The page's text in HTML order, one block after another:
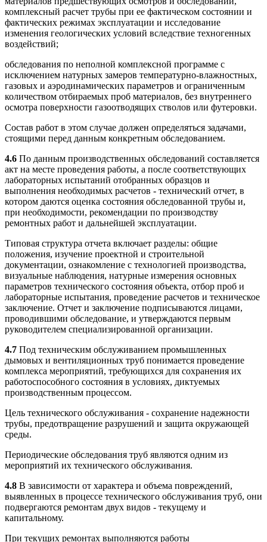
комплексный расчет трубы при ее фактическом состоянии и
фактических режимах эксплуатации и исследование
изменения геологических условий вследствие техногенных
воздействий;
обследования по неполной комплексной программе с
исключением натурных замеров температурно-влажностных,
газовых и аэродинамических параметров и ограниченным
количеством отбираемых проб материалов, без внутреннего
осмотра поверхности газоотводящих стволов или футеровки.
Состав работ в этом случае должен определяться задачами,
стоящими перед данным конкретным обследованием.
4.6 По данным производственных обследований составляется
акт на месте проведения работы, а после соответствующих
лабораторных испытаний отобранных образцов и
выполнения необходимых расчетов - технический отчет, в
котором даются оценка состояния обследованной трубы и,
при необходимости, рекомендации по производству
ремонтных работ и дальнейшей эксплуатации.
Типовая структура отчета включает разделы: общие
положения, изучение проектной и строительной
документации, ознакомление с технологией производства,
визуальные наблюдения, натурные измерения основных
параметров технического состояния объекта, отбор проб и
лабораторные испытания, проведение расчетов и техническое
заключение. Отчет и заключение подписываются лицами,
проводившими обследование, и утверждаются первым
руководителем специализированной организации.
4.7 Под техническим обслуживанием промышленных
дымовых и вентиляционных труб понимается проведение
комплекса мероприятий, требующихся для сохранения их
работоспособного состояния в условиях, диктуемых
производственным процессом.
Цель технического обслуживания - сохранение надежности
трубы, предотвращение разрушений и защита окружающей
среды.
Периодические обследования труб являются одним из
мероприятий их технического обслуживания.
4.8 В зависимости от характера и объема повреждений,
выявленных в процессе технического обслуживания труб, они
подвергаются ремонтам двух видов - текущему и
капитальному.
При текущих ремонтах выполняются работы